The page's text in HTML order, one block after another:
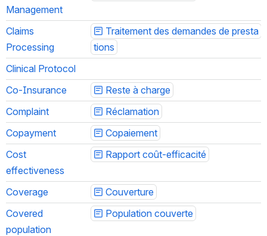
Management
Claims
Processing
Traitement des demandes de presta
tions
Clinical Protocol
Co-Insurance
Reste à charge
Complaint
Réclamation
Copayment
Copaiement
Cost
effectiveness
Rapport coût-efficacité
Coverage
Couverture
Covered
population
Population couverte